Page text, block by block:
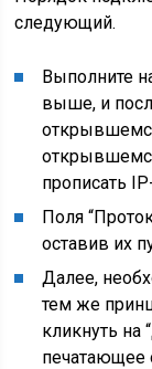
следующий.
Выполните
выше, и
прописать
Поля
оставив их
Далее,
тем же
кликнуть на
печатающее